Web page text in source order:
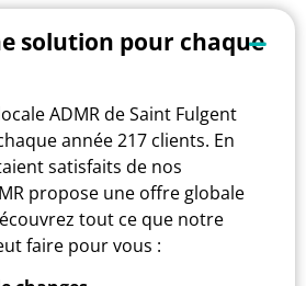
solution pour chaque
ADMR de Saint Fulgent
année 217 clients. En
satisfaits de nos
propose une offre globale
tout ce que notre
faire pour vous :